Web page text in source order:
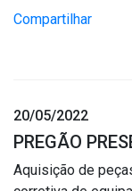
Compartilhar
20/05/2022
PREGÃO
Aquisição de